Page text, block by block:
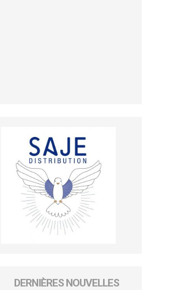
DERNIÈRES NOUVELLES